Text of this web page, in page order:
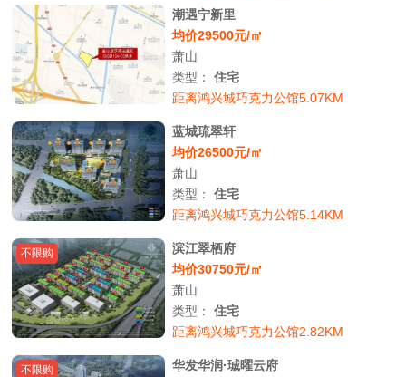
潮遇宁新里
均价29500元/㎡
萧山
类型：住宅
距离鸿兴城巧克力公馆5.07KM
蓝城琉翠轩
均价26500元/㎡
萧山
类型：住宅
距离鸿兴城巧克力公馆5.14KM
不限购
滨江翠栖府
均价30750元/㎡
萧山
类型：住宅
距离鸿兴城巧克力公馆2.82KM
不限购
华发华润·珹曜云府